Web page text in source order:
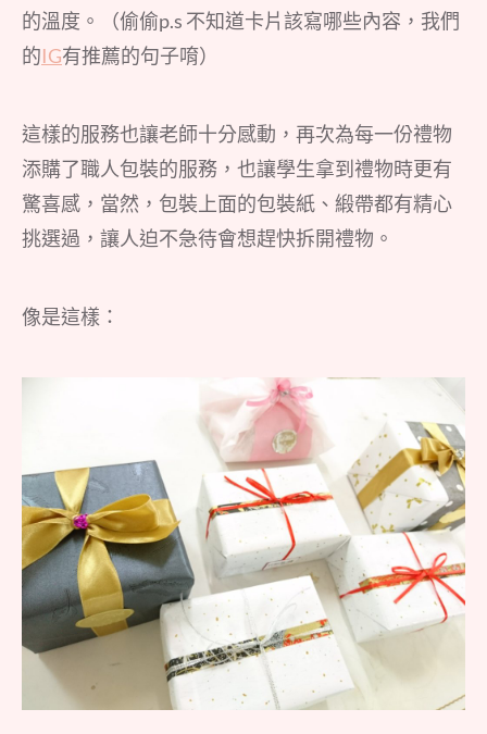
的溫度。（偷偷p.s 不知道卡片該寫哪些內容，我們
的IG有推薦的句子唷）
這樣的服務也讓老師十分感動，再次為每一份禮物
添購了職人包裝的服務，也讓學生拿到禮物時更有
驚喜感，當然，包裝上面的包裝紙、緞帶都有精心
挑選過，讓人迫不急待會想趕快拆開禮物。
像是這樣：